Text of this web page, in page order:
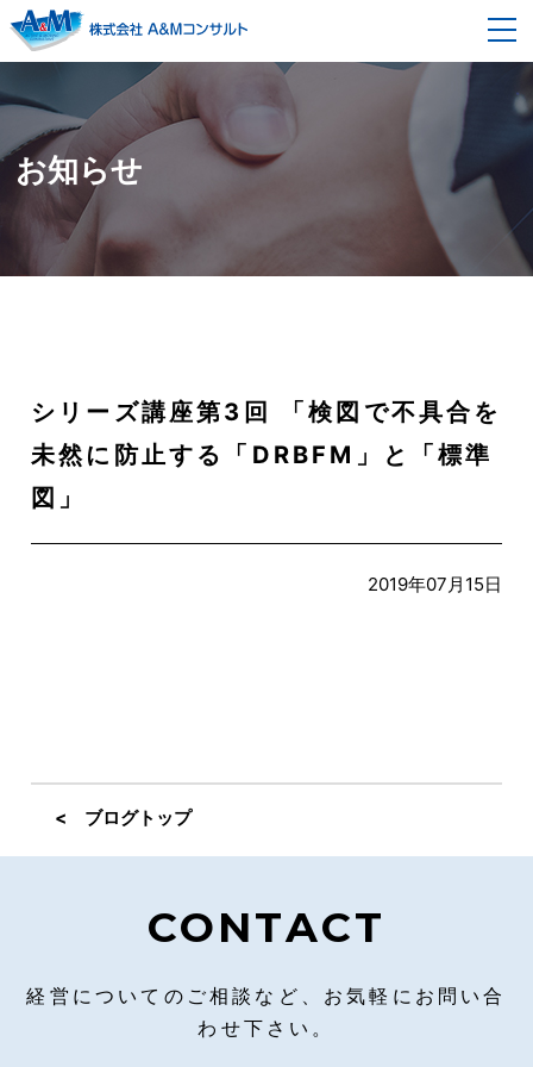
事業内容
経営コンサルティング
企画開発改革コンサルティング
モノ造り改革コンサルティング
契約の流れ
セミナー情報
スタッフ紹介
書籍紹介
お問い合わせ
お知らせ
シリーズ講座第3回 「検図で不具合を
未然に防止する「DRBFM」と「標準
図」
2019年07月15日
< ブログトップ
CONTACT
経営についてのご相談など、お気軽にお問い合
わせ下さい。